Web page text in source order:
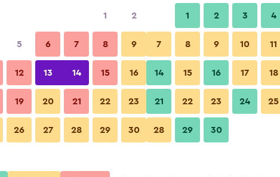
Ver precios
Ver precios
1 2
5 6 7 8 9
12 13 14 15 16
19 20 21 22 23
26 27 28 29 30
1 2 3 4
7 8 9 10 11
14 15 16 17 18
21 22 23 24 25
28 29 30